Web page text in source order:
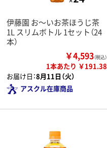
伊藤園 お～いお茶ほうじ茶
1L スリムボトル 1セット（24
本）
￥4,593（税込）
1本あたり ￥191.38
お届け日：8月11日（火）
アスクル在庫商品